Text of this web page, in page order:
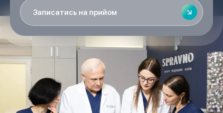
Записатись на прийом